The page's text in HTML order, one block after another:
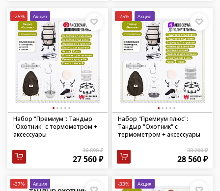
-25% Акция
Набор "Премиум": Тандыр
"Охотник" с термометром +
аксессуары
36 890 ₽
27 560 ₽
-25% Акция
Набор "Премиум плюс":
Тандыр "Охотник" с
термометром + аксессуары
38 200 ₽
28 560 ₽
-37% Акция -33% Акция